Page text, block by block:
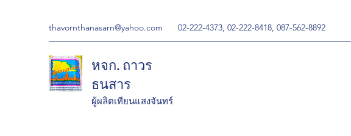
thavornthanasarn@yahoo.com 02-222-4373, 02-222-8418, 087-562-8892
หจก. ถาวร
ธนสาร
ผู้ผลิตเทียนแสงจันทร์